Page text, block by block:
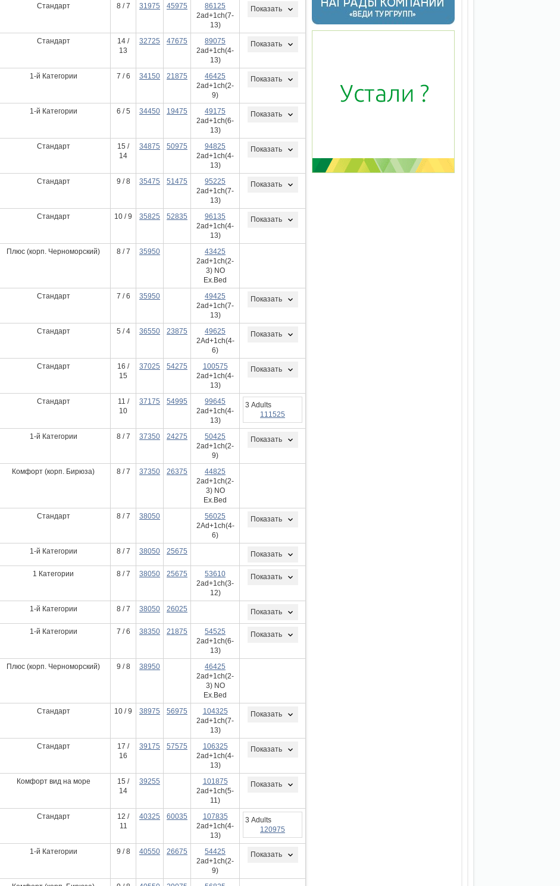
Стандарт 8 / 7 31975 45975
86125
2ad+1ch(7-
13)
Показать
Стандарт
14 /
13
32725 47675
89075
2ad+1ch(4-
13)
Показать
1-й Категории 7 / 6 34150 21875
46425
2ad+1ch(2-
9)
Показать
1-й Категории 6 / 5 34450 19475
49175
2ad+1ch(6-
13)
Показать
Стандарт
15 /
14
34875 50975
94825
2ad+1ch(4-
13)
Показать
Стандарт 9 / 8 35475 51475
95225
2ad+1ch(7-
13)
Показать
Стандарт 10 / 9 35825 52835
96135
2ad+1ch(4-
13)
Показать
Плюс (корп. Черноморский) 8 / 7 35950
43425
2ad+1ch(2-
3) NO
Ex.Bed
Стандарт 7 / 6 35950
49425
2ad+1ch(7-
13)
Показать
Стандарт 5 / 4 36550 23875
49625
2Ad+1ch(4-
6)
Показать
Стандарт
16 /
15
37025 54275
100575
2ad+1ch(4-
13)
Показать
Стандарт
11 /
10
37175 54995
99645
2ad+1ch(4-
13)
3 Adults
111525
1-й Категории 8 / 7 37350 24275
50425
2ad+1ch(2-
9)
Показать
Комфорт (корп. Бирюза) 8 / 7 37350 26375
44825
2ad+1ch(2-
3) NO
Ex.Bed
Стандарт 8 / 7 38050
56025
2Ad+1ch(4-
6)
Показать
1-й Категории 8 / 7 38050 25675 Показать
1 Категории 8 / 7 38050 25675
53610
2ad+1ch(3-
12)
Показать
1-й Категории 8 / 7 38050 26025 Показать
1-й Категории 7 / 6 38350 21875
54525
2ad+1ch(6-
13)
Показать
Плюс (корп. Черноморский) 9 / 8 38950
46425
2ad+1ch(2-
3) NO
Ex.Bed
Стандарт 10 / 9 38975 56975
104325
2ad+1ch(7-
13)
Показать
Стандарт
17 /
16
39175 57575
106325
2ad+1ch(4-
13)
Показать
Комфорт вид на море
15 /
14
39255
101875
2ad+1ch(5-
11)
Показать
Стандарт
12 /
11
40325 60035
107835
2ad+1ch(4-
13)
3 Adults
120975
1-й Категории 9 / 8 40550 26675
54425
2ad+1ch(2-
9)
Показать